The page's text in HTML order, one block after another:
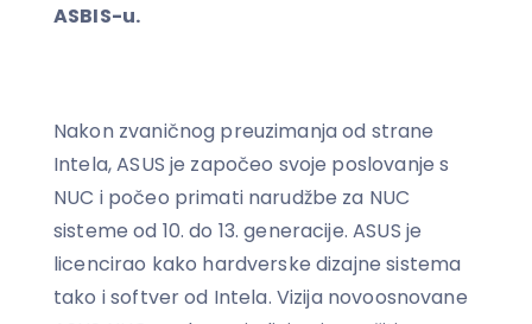
ASBIS-u.
Nakon zvaničnog preuzimanja od strane
Intela, ASUS je započeo svoje poslovanje s
NUC i počeo primati narudžbe za NUC
sisteme od 10. do 13. generacije. ASUS je
licencirao kako hardverske dizajne sistema
tako i softver od Intela. Vizija novoosnovane